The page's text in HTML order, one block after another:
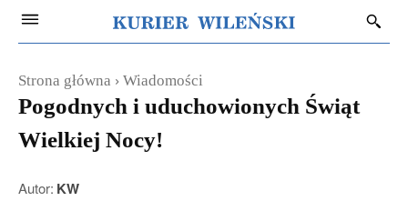
Strona główna Wiadomości
Pogodnych i uduchowionych Świąt
Wielkiej Nocy!
Autor: KW